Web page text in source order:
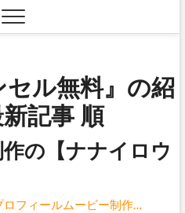
ル無料』の紹
記事 順
の【ナナイロウ
フィールムービー制作…